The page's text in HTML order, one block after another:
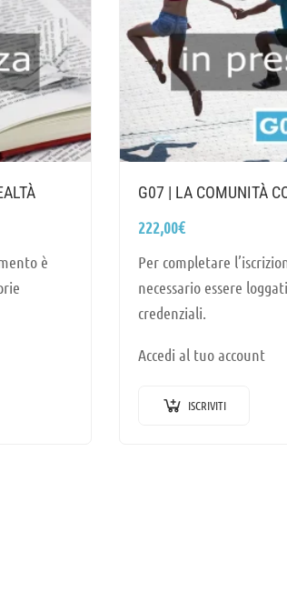
è
G07 | LA COMUNITÀ
222,00€
Per completare
necessario essere
credenziali.
Accedi al tuo account
ISCRIVITI